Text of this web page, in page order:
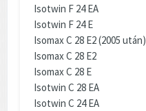
Isotwin F 24 EA
Isotwin F 24 E
Isomax C 28 E2 (2005 után)
Isomax C 28 E2
Isomax C 28 E
Isotwin C 28 EA
Isotwin C 24 EA